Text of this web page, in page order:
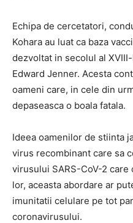
Echipa de cercetatori,
Kohara au luat ca baza
dezvoltat in secolul al
Edward Jenner. Acesta
oameni care, in cele din
depaseasca o boala fatala.
Ideea oamenilor de stiinta
virus recombinant care sa
virusului SARS-CoV-2 care
lor, aceasta abordare ar
imunitatii celulare pe tot
coronavirusului.